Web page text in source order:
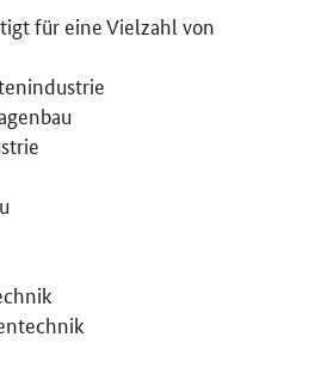
für eine Vielzahl von